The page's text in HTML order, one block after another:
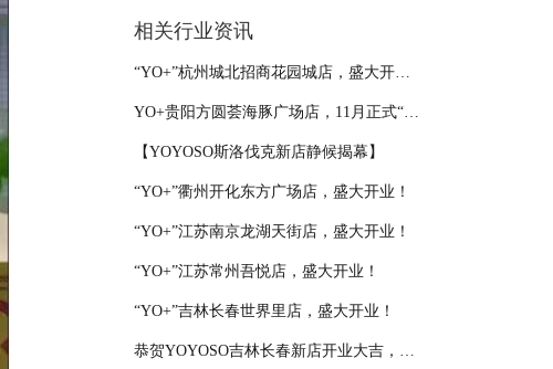
相关行业资讯
“YO+”杭州城北招商花园城店，盛大开业！
YO+贵阳方圆荟海豚广场店，11月正式“开闸放鱼”！
【YOYOSO斯洛伐克新店静候揭幕】
“YO+”衢州开化东方广场店，盛大开业！
“YO+”江苏南京龙湖天街店，盛大开业！
“YO+”江苏常州吾悦店，盛大开业！
“YO+”吉林长春世界里店，盛大开业！
恭贺YOYOSO吉林长春新店开业大吉，大卖特卖